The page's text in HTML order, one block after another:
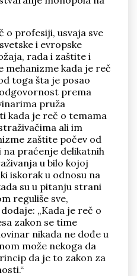
o profesiji, usvaja sve
i evropske
rada i zaštite i
kada je reč
toga šta je posao
prema
pruža
kada je reč o temama
ali im
zaštite počev od
praćenje delikatnih
u bilo kojoj
iskorak u odnosu na
su u pitanju strani
reguliše sve,
„Kada je reč o
zakon se time
nikada ne dođe u
može nekoga da
da je to zakon za